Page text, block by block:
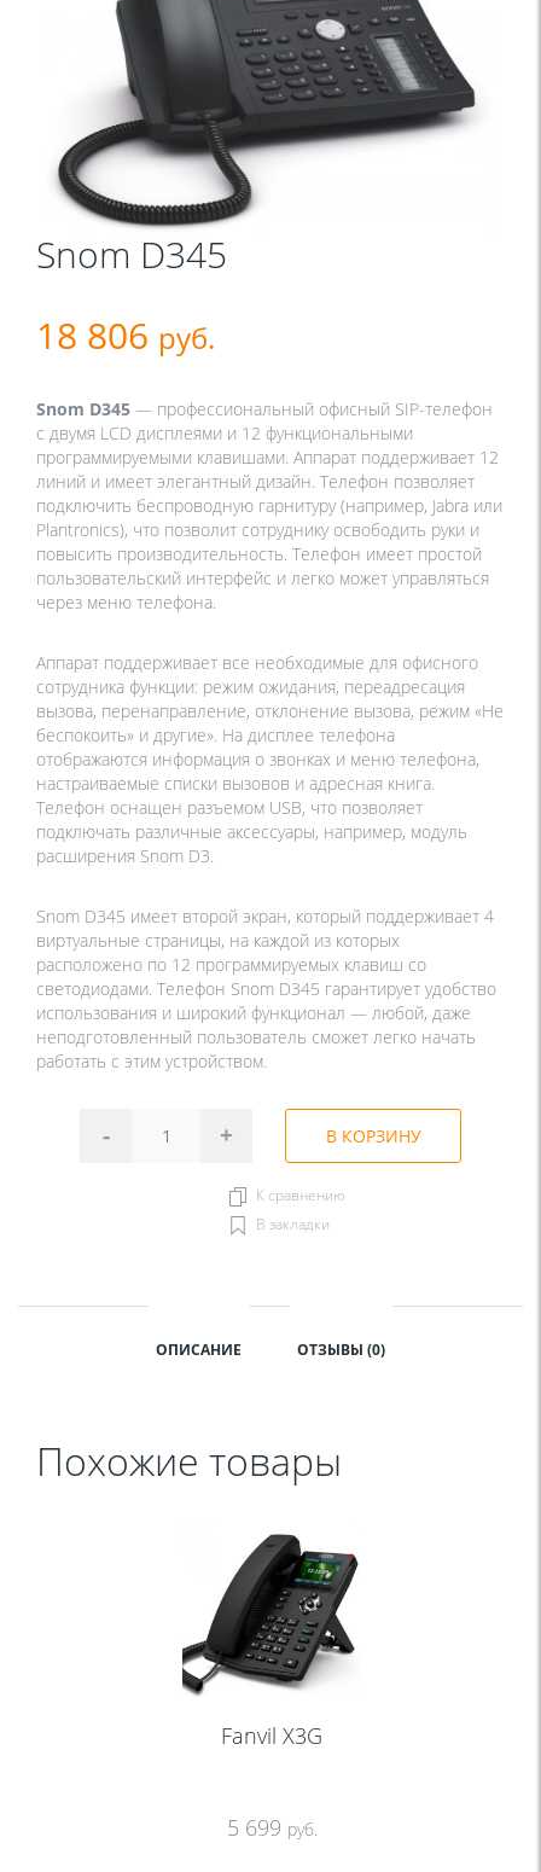
Snom D345
18 806 руб.
Snom D345 — профессиональный офисный SIP-телефон
с двумя LCD дисплеями и 12 функциональными
программируемыми клавишами. Аппарат поддерживает 12
линий и имеет элегантный дизайн. Телефон позволяет
подключить беспроводную гарнитуру (например, Jabra или
Plantronics), что позволит сотруднику освободить руки и
повысить производительность. Телефон имеет простой
пользовательский интерфейс и легко может управляться
через меню телефона.
Аппарат поддерживает все необходимые для офисного
сотрудника функции: режим ожидания, переадресация
вызова, перенаправление, отклонение вызова, режим «Не
беспокоить» и другие». На дисплее телефона
отображаются информация о звонках и меню телефона,
настраиваемые списки вызовов и адресная книга.
Телефон оснащен разъемом USB, что позволяет
подключать различные аксессуары, например, модуль
расширения Snom D3.
Snom D345 имеет второй экран, который поддерживает 4
виртуальные страницы, на каждой из которых
расположено по 12 программируемых клавиш со
светодиодами. Телефон Snom D345 гарантирует удобство
использования и широкий функционал — любой, даже
неподготовленный пользователь сможет легко начать
работать с этим устройством.
- + В КОРЗИНУ
К сравнению
В закладки
ОПИСАНИЕ ОТЗЫВЫ (0)
Похожие товары
Fanvil X3G
5 699 руб.